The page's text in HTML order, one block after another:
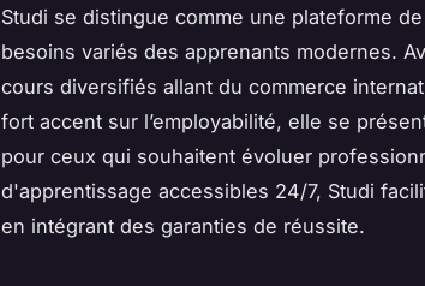
Studi se distingue comme une plateforme
besoins variés des apprenants modernes.
cours diversifiés allant du commerce
fort accent sur l’employabilité, elle se
pour ceux qui souhaitent évoluer
d'apprentissage accessibles 24/7, Studi
en intégrant des garanties de réussite.